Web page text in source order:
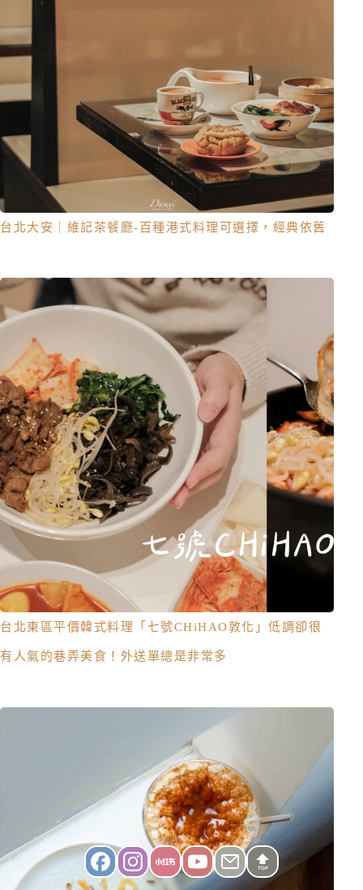
台北大安｜維記茶餐廳-百種港式料理可選擇，經典依舊
台北東區平價韓式料理「七號CHiHAO敦化」低調卻很
有人氣的巷弄美食！外送單總是非常多
TOP